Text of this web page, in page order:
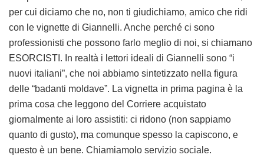
per cui diciamo che no, non ti giudichiamo, amico che ridi
con le vignette di Giannelli. Anche perché ci sono
professionisti che possono farlo meglio di noi, si chiamano
ESORCISTI. In realtà i lettori ideali di Giannelli sono “i
nuovi italiani”, che noi abbiamo sintetizzato nella figura
delle “badanti moldave”. La vignetta in prima pagina è la
prima cosa che leggono del Corriere acquistato
giornalmente ai loro assistiti: ci ridono (non sappiamo
quanto di gusto), ma comunque spesso la capiscono, e
questo è un bene. Chiamiamolo servizio sociale.